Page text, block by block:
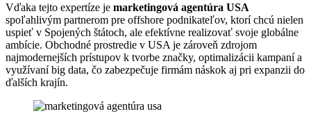
Vďaka tejto expertíze je marketingová agentúra USA
spoľahlivým partnerom pre offshore podnikateľov, ktorí chcú nielen
uspieť v Spojených štátoch, ale efektívne realizovať svoje globálne
ambície. Obchodné prostredie v USA je zároveň zdrojom
najmodernejších prístupov k tvorbe značky, optimalizácii kampaní a
využívaní big data, čo zabezpečuje firmám náskok aj pri expanzii do
ďalších krajín.